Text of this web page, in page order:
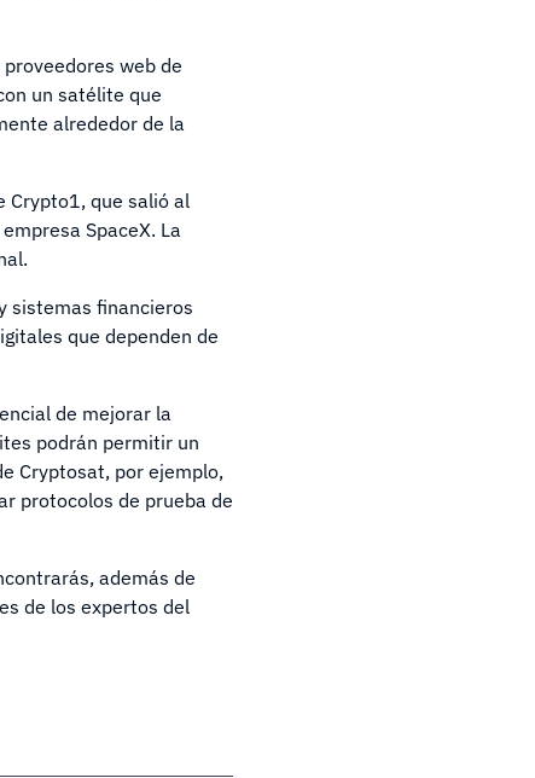
web de
un satélite que
alrededor de la
Crypto1, que salió al
SpaceX. La
sistemas financieros
que dependen de
de mejorar la
podrán permitir un
Cryptosat, por ejemplo,
protocolos de prueba de
además de
de los expertos del